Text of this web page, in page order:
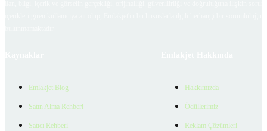
Emlakjet Blog
Satın Alma Rehberi
Satıcı Rehberi
Hakkımızda
Ödüllerimiz
Reklam Çözümleri